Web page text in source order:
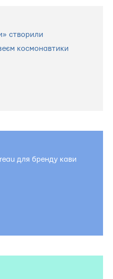
створили
космонавтики
для бренду кави